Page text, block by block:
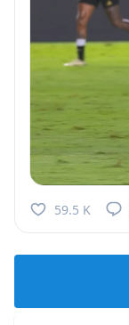
59.5 K